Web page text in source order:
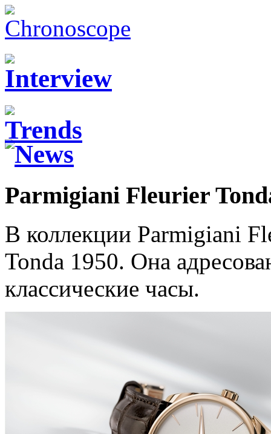
Parmigiani Fleurier
В коллекции Parmigiani
Tonda 1950. Она
классические часы.